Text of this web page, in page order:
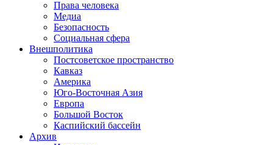
Права человека
Медиа
Безопасность
Социальная сфера
Внешполитика
Постсоветское пространство
Кавказ
Америка
Юго-Восточная Азия
Европа
Большой Восток
Каспийский бассейн
Архив